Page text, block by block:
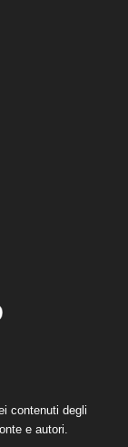
contenuti degli
e autori.